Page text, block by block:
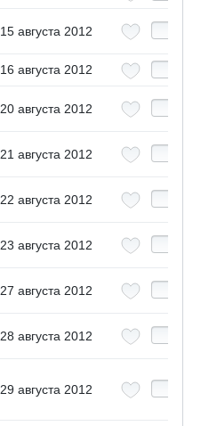
15 августа 2012
16 августа 2012
20 августа 2012
21 августа 2012
22 августа 2012
23 августа 2012
27 августа 2012
28 августа 2012
29 августа 2012